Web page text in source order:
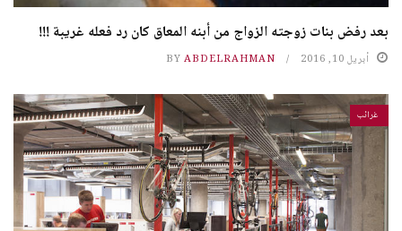
بعد رفض بنات زوجته الزواج من أبنه المعاق كان رد فعله غريبة !!!
أبريل 10, 2016 BY ABDELRAHMAN
غرائب